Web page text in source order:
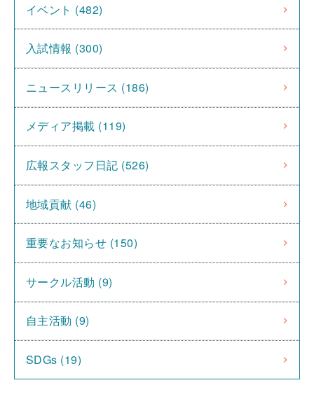
イベント (482)
入試情報 (300)
ニュースリリース (186)
メディア掲載 (119)
広報スタッフ日記 (526)
地域貢献 (46)
重要なお知らせ (150)
サークル活動 (9)
自主活動 (9)
SDGs (19)